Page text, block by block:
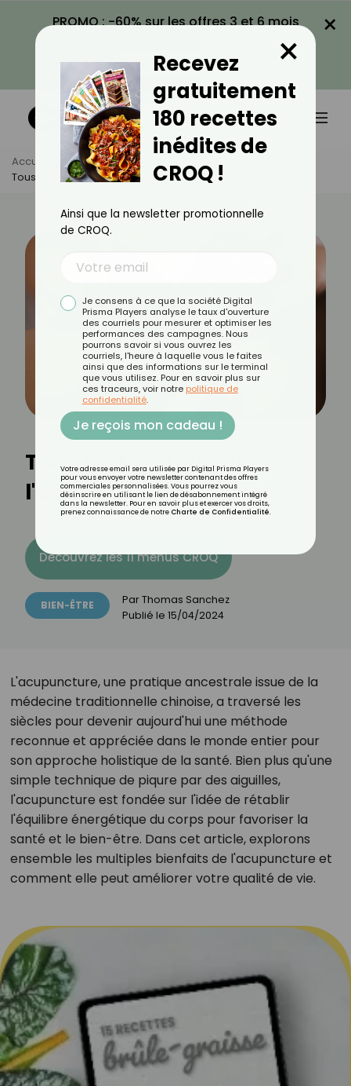
PROMO : -60% sur les offres 3 et 6 mois
VOIR LA PROMO
×
Accueil Actus
Bien-Être
Tous Les Bienfaits De L'acupuncture
Tous les bienfaits de
l'acupuncture
Découvrez les 11 menus CROQ
BIEN-ÊTRE ParThomas Sanchez
Publié le 15/04/2024
L'acupuncture, une pratique ancestrale issue de la
médecine traditionnelle chinoise, a traversé les
siècles pour devenir aujourd'hui une méthode
reconnue et appréciée dans le monde entier pour
son approche holistique de la santé. Bien plus qu'une
simple technique de piqure par des aiguilles,
l'acupuncture est fondée sur l'idée de rétablir
l'équilibre énergétique du corps pour favoriser la
santé et le bien-être. Dans cet article, explorons
ensemble les multiples bienfaits de l'acupuncture et
comment elle peut améliorer votre qualité de vie.
Recevez
gratuitement
180 recettes
inédites de
CROQ !
×
Ainsi que la newsletter promotionnelle
de CROQ.
Je consens à ce que la société Digital
Prisma Players analyse le taux d'ouverture
des courriels pour mesurer et optimiser les
performances des campagnes. Nous
pourrons savoir si vous ouvrez les
courriels, l'heure à laquelle vous le faites
ainsi que des informations sur le terminal
que vous utilisez. Pour en savoir plus sur
ces traceurs, voir notre politique de
confidentialité.
Je reçois mon cadeau !
Votre adresse email sera utilisée par Digital Prisma Players
pour vous envoyer votre newsletter contenant des offres
commerciales personnalisées. Vous pourrez vous
désinscrire en utilisant le lien de désabonnement intégré
dans la newsletter. Pour en savoir plus et exercer vos droits,
prenez connaissance de notre Charte de Confidentialité.